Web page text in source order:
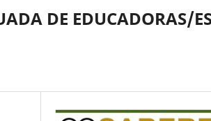
DE EDUCADORAS/